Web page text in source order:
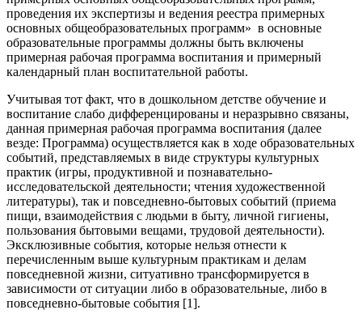
проведения их экспертизы и ведения реестра примерных
основных общеобразовательных программ» в основные
образовательные программы должны быть включены
примерная рабочая программа воспитания и примерный
календарный план воспитательной работы.
Учитывая тот факт, что в дошкольном детстве обучение и
воспитание слабо дифференцированы и неразрывно связаны,
данная примерная рабочая программа воспитания (далее
везде: Программа) осуществляется как в ходе образовательных
событий, представляемых в виде структуры культурных
практик (игры, продуктивной и познавательно-
исследовательской деятельности; чтения художественной
литературы), так и повседневно-бытовых событий (приема
пищи, взаимодействия с людьми в быту, личной гигиены,
пользования бытовыми вещами, трудовой деятельности).
Эксклюзивные события, которые нельзя отнести к
перечисленным выше культурным практикам и делам
повседневной жизни, ситуативно трансформируется в
зависимости от ситуации либо в образовательные, либо в
повседневно-бытовые события [1].